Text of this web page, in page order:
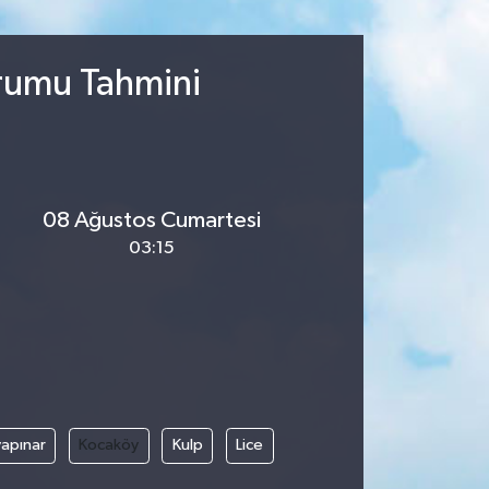
Tahmini
08 Ağustos Cumartesi
03:15
Kocaköy Kulp Lice